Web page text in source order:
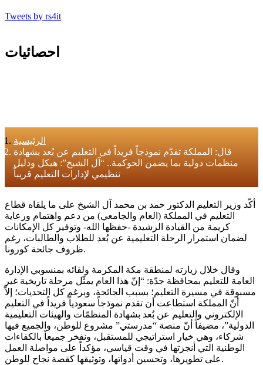
Tweets by rs4it
احصائيات
الرئيسية
قال: المملكة تقدّم نموذجاً فريداً في التعليم عن بُعد بشهادة
منظمات دولية بما يضمن الحوكمة.. “آل الشيخ”: هيكل ودليل
تنظيمي لإدارات التعليم قريباً
أكّد وزير التعليم الدكتور حمد بن محمد آل الشيخ على ما يلقاه قطاع
التعليم في المملكة (العام والجامعي) من دعم واهتمام ورعاية
كريمة من القيادة الرشيدة -حفظها الله- وتوفير كل الإمكانات
لضمان استمرار الرحلة التعليمية عن بُعد للطلاب والطالبات، رغم
ظروف جائحة كورونا.
وقال خلال زيارته لمنطقة مكة المكرمة ولقائه بمنسوبي الإدارة
العامة للتعليم بمحافظة جدّة: “إنّ هذا العام يمثّل مرحلة تاريخية غير
مسبوقة في مسيرة التعليم؛ بسبب الجائحة، وبرغم كل التحديات؛ إلاّ
أنّ المملكة استطاعت أن تقدم نموذجاً سعودياً فريداً في التعليم
الإلكتروني والتعليم عن بُعد بشهادة المنظمّات والهيئات التعليمية
الدولية”، مضيفاً أنّ منصة “مدرستي” مشروع للوطن، والجميع فيها
شركاء، وهي خيار استراتيجي للمستقبل، ونفخر جميعاً بالكفاءات
الوطنية التي أنجزتها في وقت قياسي، مؤكداً على مواصلة العمل
على تطويرها، وتحسين أدواتها، وتوثيقها كقصة نجاح للوطن.